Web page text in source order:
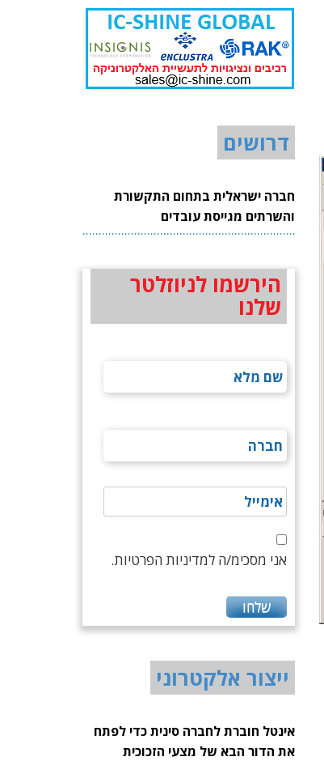
דרושים
חברה ישראלית בתחום התקשורת
והשרתים מגייסת עובדים
הירשמו לניוזלטר
שלנו
אני מסכימ/ה למדיניות הפרטיות.
ייצור אלקטרוני
אינטל חוברת לחברה סינית כדי לפתח
את הדור הבא של מצעי הזכוכית